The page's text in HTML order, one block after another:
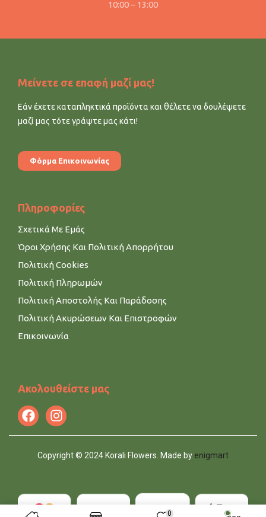
0
10:00 – 13:00
Μείνετε σε επαφή μαζί μας!
Εάν έχετε καταπληκτικά προϊόντα και θέλετε να δουλέψετε
μαζί μας τότε γράψτε μας κάτι!
Φόρμα Επικοινωνίας
Πληροφορίες
Σχετικά Με Εμάς
Όροι Χρήσης Και Πολιτική Απορρήτου
Πολιτική Cookies
Πολιτική Πληρωμών
Πολιτική Αποστολής Και Παράδοσης
Πολιτική Ακυρώσεων Και Επιστροφών
Επικοινωνία
Ακολουθείστε μας
Copyright © 2024 Korali Flowers. Made by enigmart